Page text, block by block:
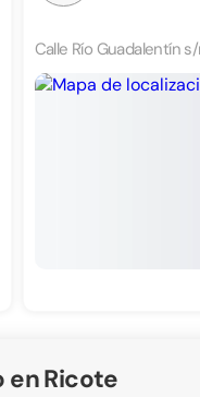
Calle Río Guadalentín
en Ricote